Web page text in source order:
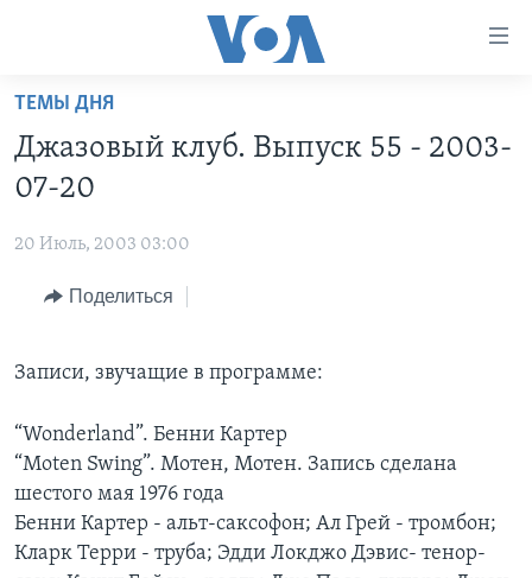
Перейти
основной
контент
навигации
ПРОГРАММЫ
НОВОСТИ ЗА МИНУТУ
ИТОГИ
ДИСКУССИЯ VOA
ДЕТАЛИ
НЬЮ-ЙОРК NEW YORK
АМЕРИКА. БОЛЬШОЕ ПУТЕШЕСТВИЕ
УЧИМ АНГЛИЙСКИЙ
НАША АМЕРИКАНСКАЯ ИСТОРИЯ
АРТЕФАКТЫ
АМЕРИКАНСКИЕ ГОРОДКИ
ТЕСТЫ
ЭКСПЕРТИЗА
ИНТЕРВЬЮ
ЗА СВОБОДУ ПРЕССЫ
УЧИМ АНГЛИЙСКИЙ
ВИДЕО
ПОДПИСКА НА НОВОСТИ
ТЕМЫ ДНЯ
Джазовый клуб. Выпуск 55 - 2003-
07-20
20 Июль, 2003 03:00
Поделиться
Записи, звучащие в программе:
“Wonderland”. Бенни Картер
“Moten Swing”. Мотен, Мотен. Запись сделана
шестого мая 1976 года
Бенни Картер - альт-саксофон; Ал Грей - тромбон;
Кларк Терри - труба; Эдди Локджо Дэвис- тенор-